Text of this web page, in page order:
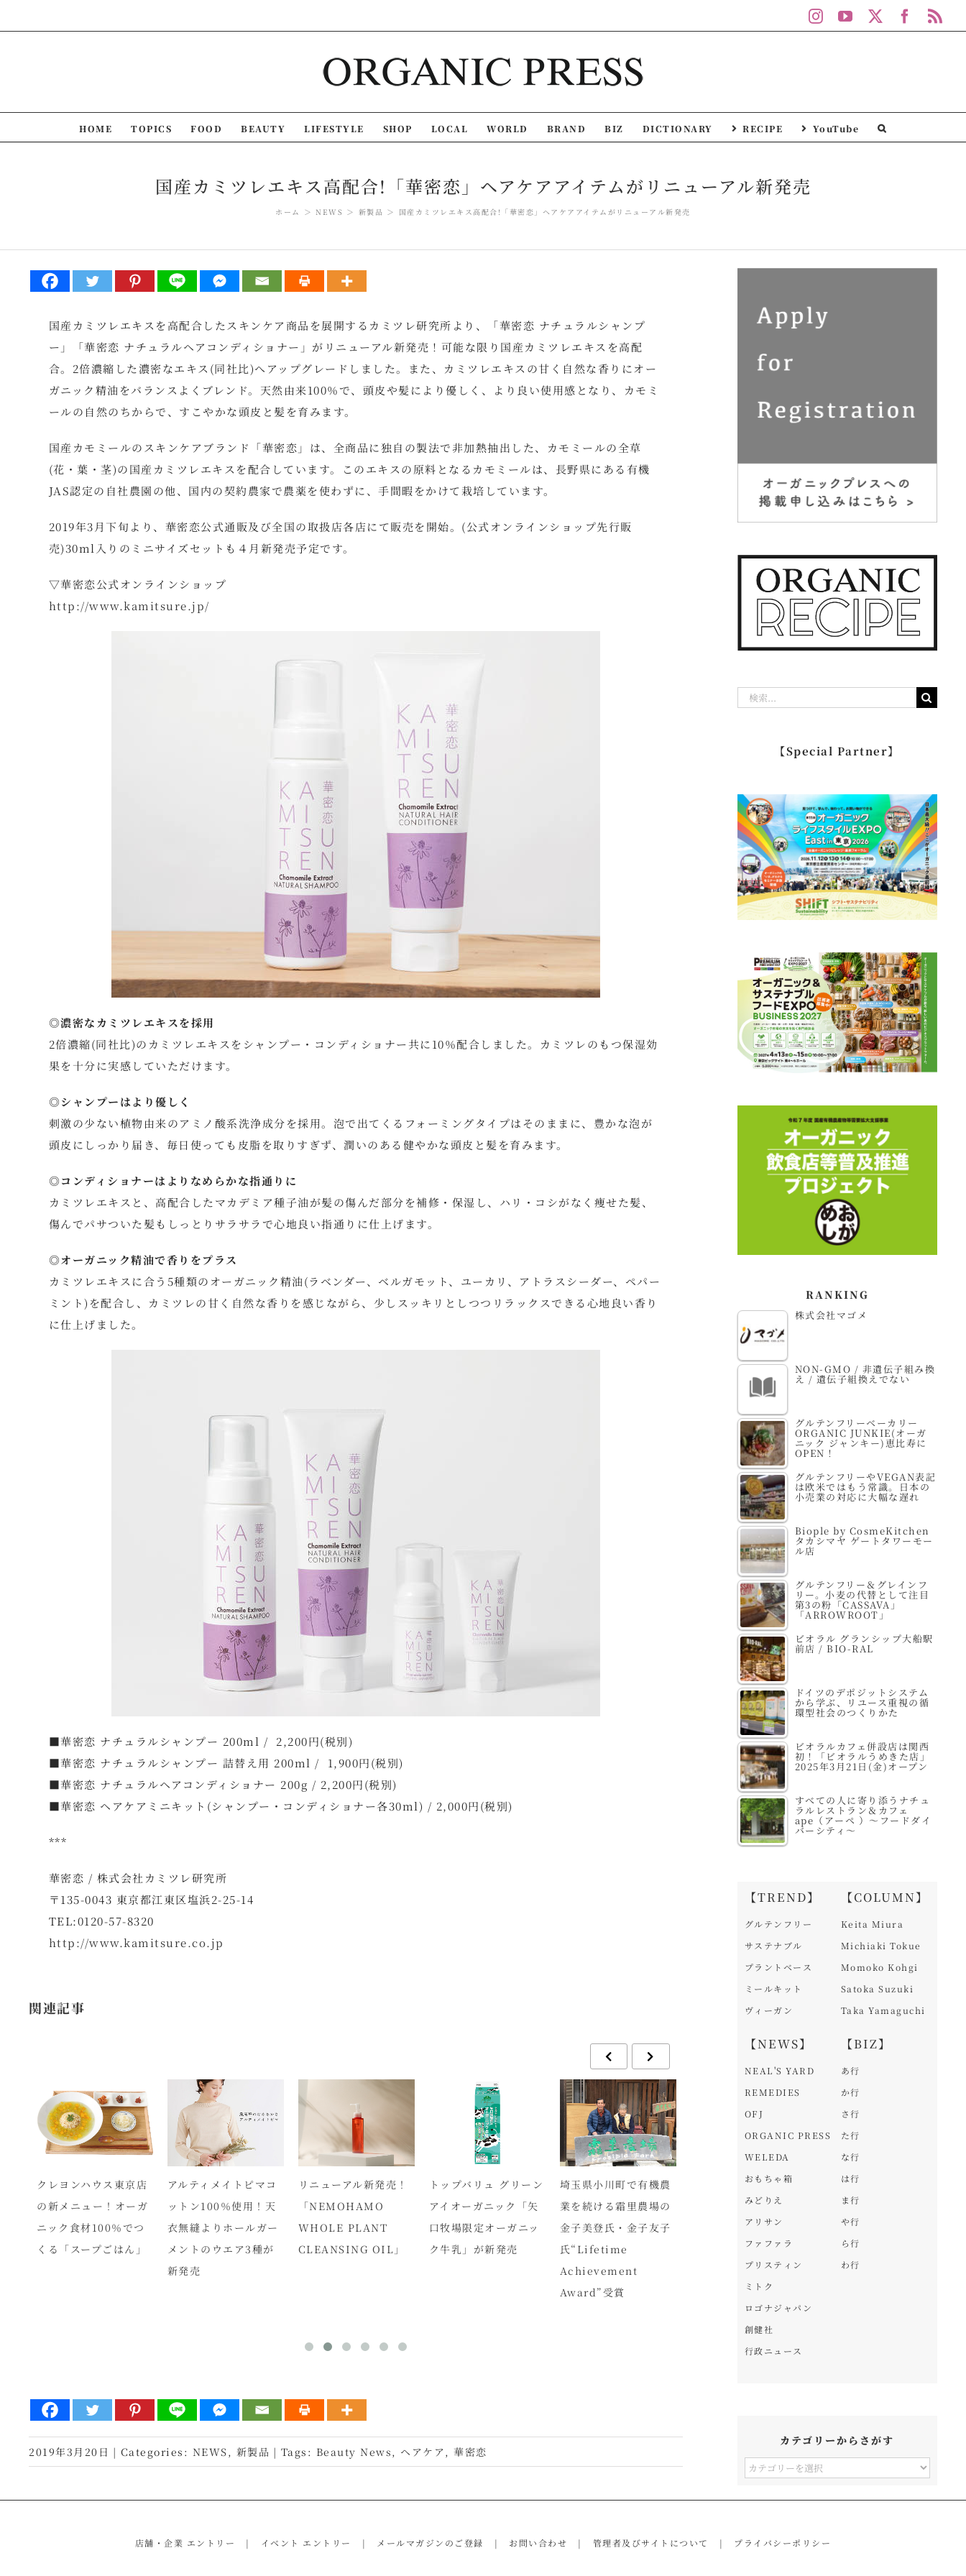
to
InstagramYouTube
HOME TOPICS FOOD BEAUTY LIFESTYLE SHOP LOCAL WORLD BRAND BIZ DICTIONARY RECIPE YouTube
国産カミツレエキス高配合!「華密恋」ヘアケアアイテムがリニューアル新発売
ホーム NEWS 新製品 国産カミツレエキス高配合!「華密恋」ヘアケアアイテムがリニューアル新発売
国産カミツレエキスを高配合したスキンケア商品を展開するカミツレ研究所より、「華密恋 ナチュラルシャンプ
ー」「華密恋 ナチュラルヘアコンディショナー」がリニューアル新発売！可能な限り国産カミツレエキスを高配
合。2倍濃縮した濃密なエキス(同社比)へアップグレードしました。また、カミツレエキスの甘く自然な香りにオー
ガニック精油をバランスよくブレンド。天然由来100％で、頭皮や髪により優しく、より良い使用感となり、カモミ
ールの自然のちからで、すこやかな頭皮と髪を育みます。
国産カモミールのスキンケアブランド「華密恋」は、全商品に独自の製法で非加熱抽出した、カモミールの全草
(花・葉・茎)の国産カミツレエキスを配合しています。このエキスの原料となるカモミールは、長野県にある有機
JAS認定の自社農園の他、国内の契約農家で農薬を使わずに、手間暇をかけて栽培しています。
2019年3月下旬より、華密恋公式通販及び全国の取扱店各店にて販売を開始。(公式オンラインショップ先行販
売)30ml入りのミニサイズセットも４月新発売予定です。
▽華密恋公式オンラインショップ
http://www.kamitsure.jp/
◎濃密なカミツレエキスを採用
2倍濃縮(同社比)のカミツレエキスをシャンプー・コンディショナー共に10％配合しました。カミツレのもつ保湿効
果を十分に実感していただけます。
◎シャンプーはより優しく
刺激の少ない植物由来のアミノ酸系洗浄成分を採用。泡で出てくるフォーミングタイプはそのままに、豊かな泡が
頭皮にしっかり届き、毎日使っても皮脂を取りすぎず、潤いのある健やかな頭皮と髪を育みます。
◎コンディショナーはよりなめらかな指通りに
カミツレエキスと、高配合したマカデミア種子油が髪の傷んだ部分を補修・保湿し、ハリ・コシがなく痩せた髪、
傷んでパサついた髪もしっとりサラサラで心地良い指通りに仕上げます。
◎オーガニック精油で香りをプラス
カミツレエキスに合う5種類のオーガニック精油(ラベンダー、ベルガモット、ユーカリ、アトラスシーダー、ペパー
ミント)を配合し、カミツレの甘く自然な香りを感じながら、少しスッキリとしつつリラックスできる心地良い香り
に仕上げました。
■華密恋 ナチュラルシャンプー 200ml / 2,200円(税別)
■華密恋 ナチュラルシャンプー 詰替え用 200ml / 1,900円(税別)
■華密恋 ナチュラルヘアコンディショナー 200g / 2,200円(税別)
■華密恋 ヘアケアミニキット(シャンプー・コンディショナー各30ml) / 2,000円(税別)
***
華密恋 / 株式会社カミツレ研究所
〒135-0043 東京都江東区塩浜2-25-14
TEL:0120-57-8320
http://www.kamitsure.co.jp
関連記事
クレヨンハウス東京店
の新メニュー！オーガ
ニック食材100％でつ
くる「スープごはん」
アルティメイトピマコ
ットン100％使用！天
衣無縫よりホールガー
メントのウエア3種が
新発売
リニューアル新発売！
「NEMOHAMO
WHOLE PLANT
CLEANSING OIL」
トップバリュ グリーン
アイオーガニック「矢
口牧場限定オーガニッ
ク牛乳」が新発売
埼玉県小川町で有機農
業を続ける霜里農場の
金子美登氏・金子友子
氏“Lifetime
Achievement
Award”受賞
メイド・イン・アース
の布ナプキンシリーズ
より、タンガやTバッ
クショーツにも対応
「すらら」が新登場！
クレヨンハウス東京店
の新メニュー！オーガ
ニック食材100％でつ
くる「スープごはん」
2019年3月20日 | Categories: NEWS, 新製品 | Tags: Beauty News, ヘアケア,華密恋
【Special Partner】
RANKING
株式会社マゴメ
NON-GMO / 非遺伝子組み換
え / 遺伝子組換えでない
グルテンフリーベーカリー
ORGANIC JUNKIE(オーガ
ニック ジャンキー)恵比寿に
OPEN！
グルテンフリーやVEGAN表記
は欧米ではもう常識。日本の
小売業の対応に大幅な遅れ
Biople by CosmeKitchen
タカシマヤ ゲートタワーモー
ル店
グルテンフリー＆グレインフ
リー。小麦の代替として注目
第3の粉「CASSAVA」
「ARROWROOT」
ビオラル グランシップ大船駅
前店 / BIO-RAL
ドイツのデポジットシステム
から学ぶ、リユース重視の循
環型社会のつくりかた
ビオラルカフェ併設店は関西
初！「ビオラルうめきた店」
2025年3月21日(金)オープン
すべての人に寄り添うナチュ
ラルレストラン＆カフェ
ape（アーペ ）～フードダイ
バーシティ～
【TREND】
グルテンフリー
サステナブル
プラントベース
ミールキット
ヴィーガン
【NEWS】
NEAL'S YARD
REMEDIES
OFJ
ORGANIC PRESS
WELEDA
おもちゃ箱
みどりえ
アリサン
ファファラ
プリスティン
ミトク
ロゴナジャパン
創健社
行政ニュース
【COLUMN】
Keita Miura
Michiaki Tokue
Momoko Kohgi
Satoka Suzuki
Taka Yamaguchi
【BIZ】
あ行
か行
さ行
た行
な行
は行
ま行
や行
ら行
わ行
カテゴリーからさがす
カ
ー
店舗・企業 エントリー イベント エントリー メールマガジンのご登録 お問い合わせ 管理者及びサイトについて プライバシーポリシー